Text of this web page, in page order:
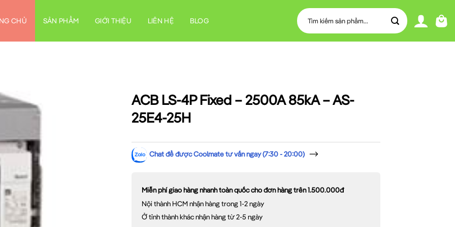
CHỦ SẢN PHẨM GIỚI THIỆU LIÊN HỆ BLOG
Tìm
kiếm:
ACB LS-4P Fixed – 2500A 85kA – AS-
25E4-25H
Chat để được Coolmate tư vấn ngay (7:30 - 20:00)
Miễn phí giao hàng nhanh toàn quốc cho đơn hàng trên 1.500.000đ
Nội thành HCM nhận hàng trong 1-2 ngày
Ở tỉnh thành khác nhận hàng từ 2-5 ngày